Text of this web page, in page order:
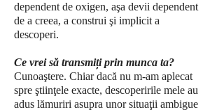
dependent de oxigen, aşa devii dependent
de a creea, a construi şi implicit a
descoperi.
Ce vrei să transmiți prin munca ta?
Cunoaştere. Chiar dacă nu m-am aplecat
spre ştiinţele exacte, descoperirile mele au
adus lămuriri asupra unor situaţii ambigue